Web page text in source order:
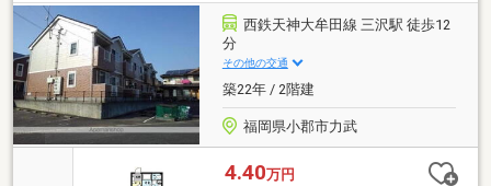
西鉄天神大牟田線 三沢駅 徒歩12
分
その他の交通
築22年 / 2階建
福岡県小郡市力武
4.40万円